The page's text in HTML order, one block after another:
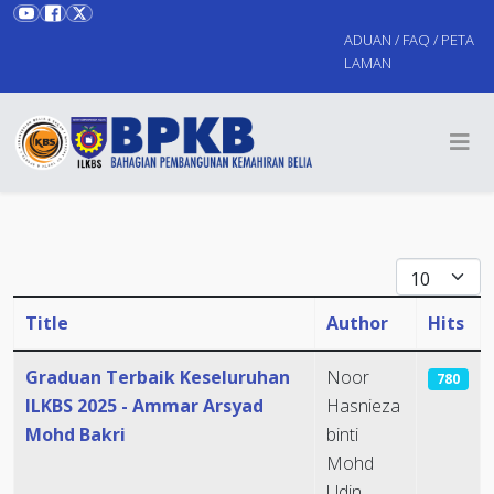
ADUAN / FAQ / PETA
LAMAN
Display #
Title Author Hits
Graduan Terbaik Keseluruhan
ILKBS 2025 - Ammar Arsyad
Mohd Bakri
Noor
Hasnieza
binti
Mohd
780